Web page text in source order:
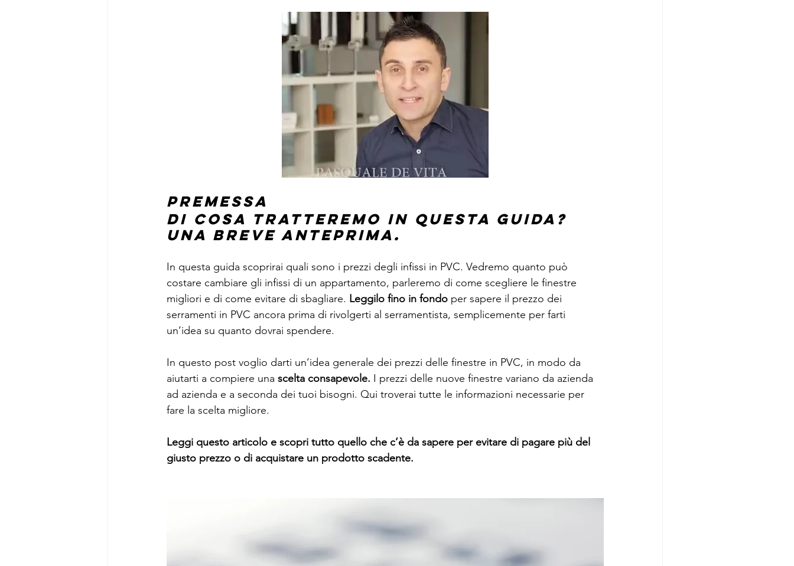
Premessa
Di cosa tratteremo in questa guida?
Una breve anteprima.
In questa guida scoprirai quali sono i prezzi degli infissi in PVC. Vedremo quanto può
costare cambiare gli infissi di un appartamento, parleremo di come scegliere le finestre
migliori e di come evitare di sbagliare. Leggilo fino in fondo per sapere il prezzo dei
serramenti in PVC ancora prima di rivolgerti al serramentista, semplicemente per farti
un’idea su quanto dovrai spendere.
In questo post voglio darti un’idea generale dei prezzi delle finestre in PVC, in modo da
aiutarti a compiere una scelta consapevole. I prezzi delle nuove finestre variano da azienda
ad azienda e a seconda dei tuoi bisogni. Qui troverai tutte le informazioni necessarie per
fare la scelta migliore.
Leggi questo articolo e scopri tutto quello che c’è da sapere per evitare di pagare più del
giusto prezzo o di acquistare un prodotto scadente.